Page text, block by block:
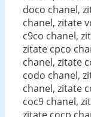
doco chanel,
chanel, zitate
c9co chanel,
zitate cpco
chanel, zitate
codo chanel,
chanel, zitate
coc9 chanel,